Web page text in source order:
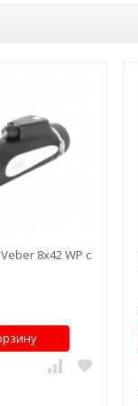
8х42 WP с